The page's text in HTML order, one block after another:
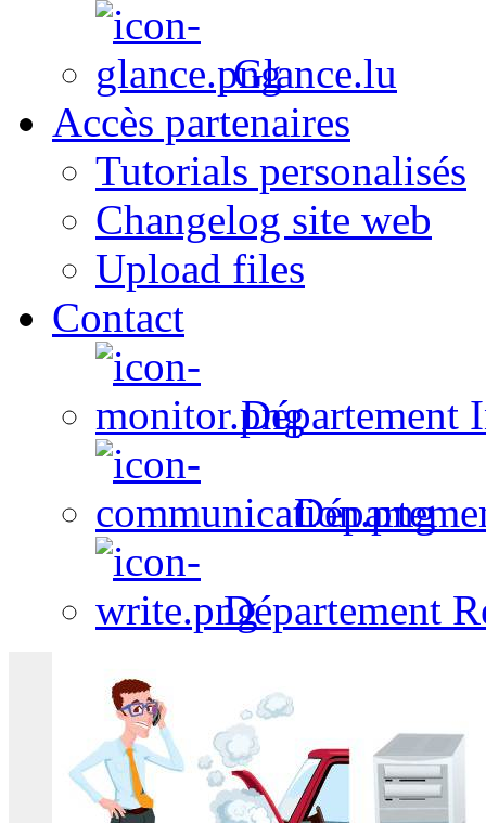
Glance.lu
Accès partenaires
Tutorials personalisés
Changelog site web
Upload files
Contact
Département
Département